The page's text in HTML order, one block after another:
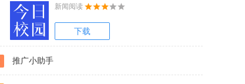
新闻阅读
下载
推广小助手